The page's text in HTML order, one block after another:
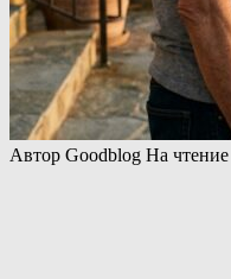
Автор Goodblog На чтение